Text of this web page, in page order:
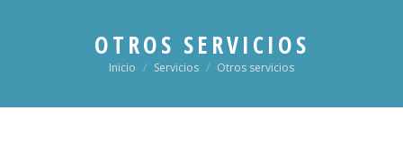
OTROS SERVICIOS
Estás aquí:
Inicio Servicios Otros servicios